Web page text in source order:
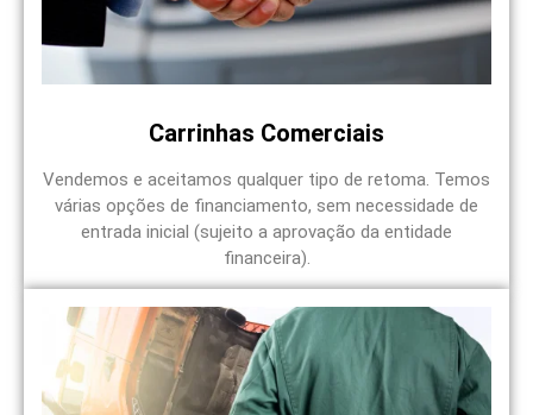
Carrinhas Comerciais
Vendemos e aceitamos qualquer tipo de retoma. Temos
várias opções de financiamento, sem necessidade de
entrada inicial (sujeito a aprovação da entidade
financeira).